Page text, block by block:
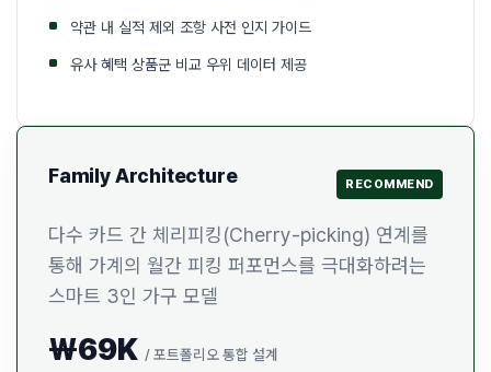
약관 내 실적 제외 조항 사전 인지 가이드
유사 혜택 상품군 비교 우위 데이터 제공
Family Architecture RECOMMEND
다수 카드 간 체리피킹(Cherry-picking) 연계를
통해 가계의 월간 피킹 퍼포먼스를 극대화하려는
스마트 3인 가구 모델
₩69K / 포트폴리오 통합 설계